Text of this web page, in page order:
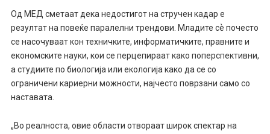
Од МЕД сметаат дека недостигот на стручен кадар е
резултат на повеќе паралелни трендови. Младите сѐ почесто
се насочуваат кон техничките, информатичките, правните и
економските науки, кои се перцепираат како поперспективни,
а студиите по биологија или екологија како да се со
ограничени кариерни можности, најчесто поврзани само со
наставата.
„Во реалноста, овие области отвораат широк спектар на